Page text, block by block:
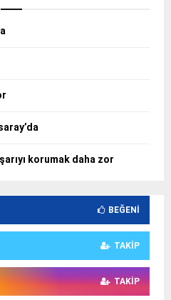
korumak daha zor
BEĞENI
TAKIP
TAKIP